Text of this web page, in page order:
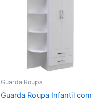
Guarda Roupa
Guarda Roupa Infantil com